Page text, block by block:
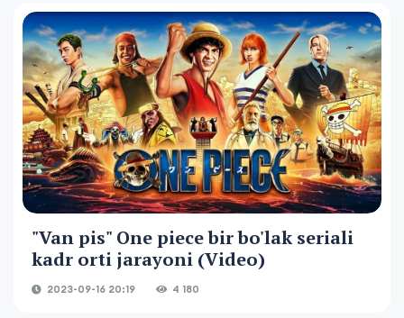
"Van pis" One piece bir bo'lak seriali
kadr orti jarayoni (Video)
2023-09-16 20:19 4 180